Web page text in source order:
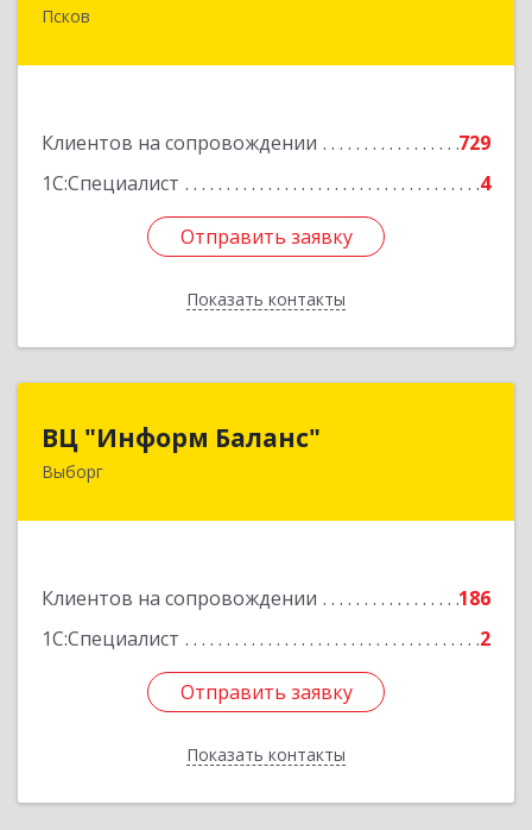
Псков
Клиентов на сопровождении
729
1С:Специалист
4
Отправить заявку
Показать контакты
180000, Псковская обл, Псков г, Советская ул,
Отправить заявку
Назад
ВЦ "Информ Баланс"
Выборг
Клиентов на сопровождении
186
1С:Специалист
2
Отправить заявку
Показать контакты
188800, Ленинградская обл, Выборгский р-н,
Отправить заявку
Назад